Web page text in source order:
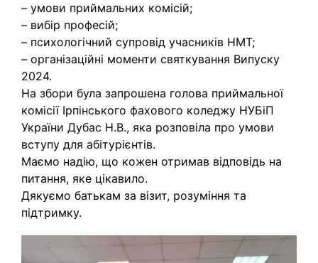
– умови приймальних комісій;
– вибір професій;
– психологічний супровід учасників НМТ;
– організаційні моменти святкування Випуску
2024.
На збори була запрошена голова приймальної
комісії Ірпінського фахового коледжу НУБіП
України Дубас Н.В., яка розповіла про умови
вступу для абітурієнтів.
Маємо надію, що кожен отримав відповідь на
питання, яке цікавило.
Дякуємо батькам за візит, розуміння та
підтримку.